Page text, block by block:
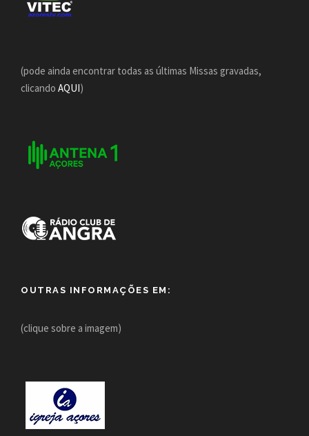
(pode ainda encontrar todas as últimas Missas gravadas,
clicando AQUI)
OUTRAS INFORMAÇÕES EM:
(clique sobre a imagem)